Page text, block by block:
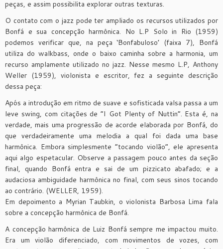
peças, e assim possibilita explorar outras texturas.
O contato com o jazz pode ter ampliado os recursos utilizados por
Bonfá e sua concepção harmônica. No L.P Solo in Rio (1959)
podemos verificar que, na peça ‘Bonfabuloso’ (faixa 7), Bonfá
utiliza do walkbass, onde o baixo caminha sobre a harmonia, um
recurso amplamente utilizado no jazz. Nesse mesmo L.P, Anthony
Weller (1959), violonista e escritor, fez a seguinte descrição
dessa peça:
Após a introdução em ritmo de suave e sofisticada valsa passa a um
leve swing, com citações de “I Got Plenty of Nuttin”. Esta é, na
verdade, mais uma progressão de acorde elaborada por Bonfá, do
que verdadeiramente uma melodia a qual foi dada uma base
harmônica. Embora simplesmente “tocando violão”, ele apresenta
aqui algo espetacular. Observe a passagem pouco antes da seção
final, quando Bonfá entra e sai de um pizzicato abafado; e a
audaciosa ambiguidade harmônica no final, com seus sinos tocando
ao contrário. (WELLER, 1959).
Em depoimento a Myrian Taubkin, o violonista Barbosa Lima fala
sobre a concepção harmônica de Bonfá.
A concepção harmônica de Luiz Bonfá sempre me impactou muito.
Era um violão diferenciado, com movimentos de vozes, com